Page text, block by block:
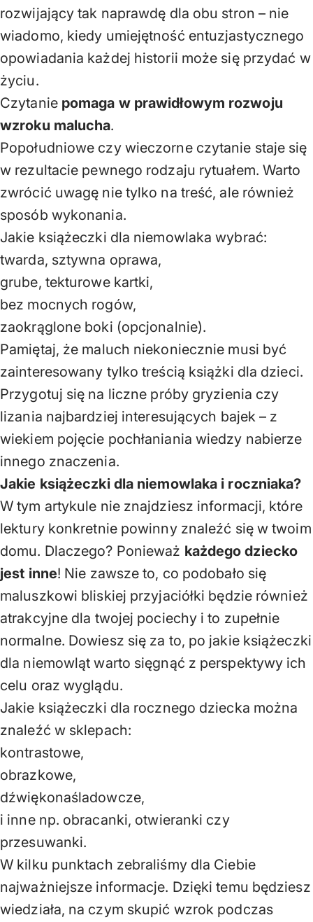
rozwijający tak naprawdę dla obu stron – nie
wiadomo, kiedy umiejętność entuzjastycznego
opowiadania każdej historii może się przydać w
życiu.
Czytanie pomaga w prawidłowym rozwoju
wzroku malucha.
Popołudniowe czy wieczorne czytanie staje się
w rezultacie pewnego rodzaju rytuałem. Warto
zwrócić uwagę nie tylko na treść, ale również
sposób wykonania.
Jakie książeczki dla niemowlaka wybrać:
twarda, sztywna oprawa,
grube, tekturowe kartki,
bez mocnych rogów,
zaokrąglone boki (opcjonalnie).
Pamiętaj, że maluch niekoniecznie musi być
zainteresowany tylko treścią książki dla dzieci.
Przygotuj się na liczne próby gryzienia czy
lizania najbardziej interesujących bajek – z
wiekiem pojęcie pochłaniania wiedzy nabierze
innego znaczenia.
Jakie książeczki dla niemowlaka i roczniaka?
W tym artykule nie znajdziesz informacji, które
lektury konkretnie powinny znaleźć się w twoim
domu. Dlaczego? Ponieważ każdego dziecko
jest inne! Nie zawsze to, co podobało się
maluszkowi bliskiej przyjaciółki będzie również
atrakcyjne dla twojej pociechy i to zupełnie
normalne. Dowiesz się za to, po jakie książeczki
dla niemowląt warto sięgnąć z perspektywy ich
celu oraz wyglądu.
Jakie książeczki dla rocznego dziecka można
znaleźć w sklepach:
kontrastowe,
obrazkowe,
dźwiękonaśladowcze,
i inne np. obracanki, otwieranki czy
przesuwanki.
W kilku punktach zebraliśmy dla Ciebie
najważniejsze informacje. Dzięki temu będziesz
wiedziała, na czym skupić wzrok podczas